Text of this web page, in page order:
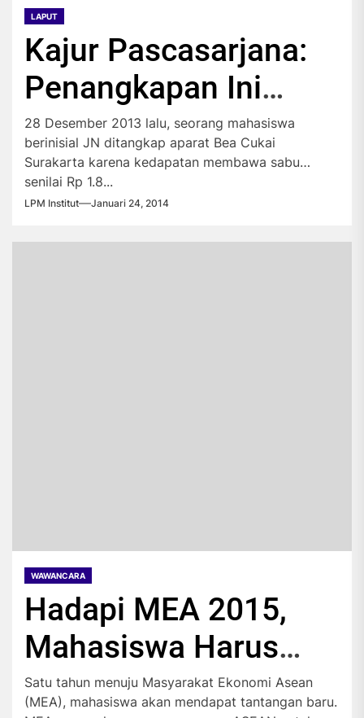
LAPUT
Kajur Pascasarjana:
Penangkapan Ini
Indikasikan
Mahasiswa Tak Kritis
28 Desember 2013 lalu, seorang mahasiswa
berinisial JN ditangkap aparat Bea Cukai
Surakarta karena kedapatan membawa sabu
senilai Rp 1.8...
LPM Institut Januari 24, 2014
WAWANCARA
Hadapi MEA 2015,
Mahasiswa Harus
Upgrade Kualitas
Satu tahun menuju Masyarakat Ekonomi Asean
(MEA), mahasiswa akan mendapat tantangan baru.